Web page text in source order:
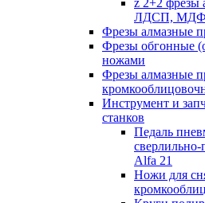
z 2+2 фрезы
ЛДСП, МДФ
Фрезы алмазные
Фрезы обгонные
ножами
Фрезы алмазные
Инструмент и
станков
Педаль
сверлильно-
Alfa 21
Ножи для